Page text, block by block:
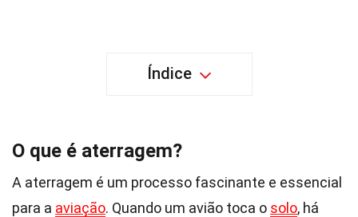
Índice
O que é aterragem?
A aterragem é um processo fascinante e essencial
para a aviação. Quando um avião toca o solo, há